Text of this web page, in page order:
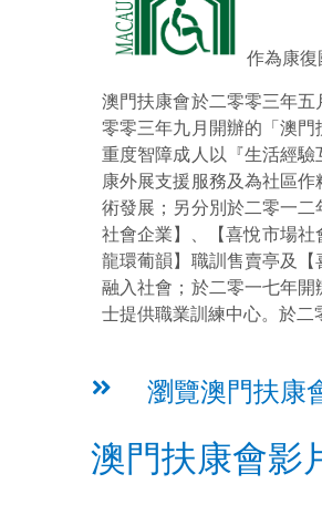
作為康復
澳門扶康會於二零零三年
零零三年九月開辦的「澳
重度智障成人以『生活經
康外展支援服務及為社區
術發展；另分別於二零一
社會企業】、【喜悅市場社
龍環葡韻】職訓售賣亭及
融入社會；於二零一七年
士提供職業訓練中心。於二
瀏覽澳門扶康
澳門扶康會影